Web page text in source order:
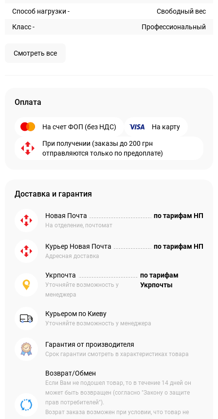
Способ нагрузки -
Свободный вес
Класс -
Профессиональный
Смотреть все
Оплата
На счет ФОП (без НДС) На карту
При получении (заказы до 200 грн
отправляются только по предоплате)
Доставка и гарантия
Новая Почта
На отделение, почтомат
по тарифам НП
Курьер Новая Почта
Адресная доставка
по тарифам НП
Укрпочта
Уточняйте возможность у
менеджера
по тарифам
Укрпочты
Курьером по Киеву
Уточняйте возможность у менеджера
Гарантия от производителя
Срок гарантии смотреть в характеристиках товара
Возврат/Обмен
Если Вам не подошел товар, то в течение 14 дней он
может быть возвращен (согласно "Закону о защите
прав потребителей").
Возрат заказа возможен при условии, что товар не